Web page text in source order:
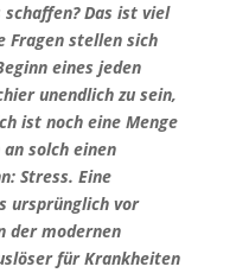
Das ist viel
Fragen stellen sich
eines jeden
unendlich zu sein,
ist noch eine Menge
solch einen
Stress. Eine
ursprünglich vor
der modernen
für Krankheiten